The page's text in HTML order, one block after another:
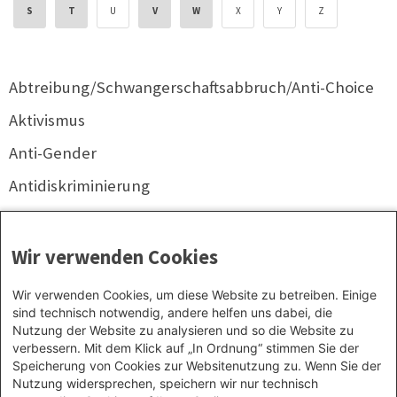
S T U V W X Y Z
Abtreibung/Schwangerschaftsabbruch/Anti-Choice
Aktivismus
Anti-Gender
Antidiskriminierung
Antifaschismus
Antimuslimischer Rassismus/Islamfeindlichkeit
Antiromaismus/Antiziganismus
Antisemitismus
Autoritarismus
Wir verwenden Cookies
Wir verwenden Cookies, um diese Website zu betreiben. Einige
sind technisch notwendig, andere helfen uns dabei, die
Nutzung der Website zu analysieren und so die Website zu
verbessern. Mit dem Klick auf „In Ordnung“ stimmen Sie der
Speicherung von Cookies zur Websitenutzung zu. Wenn Sie der
Nutzung widersprechen, speichern wir nur technisch